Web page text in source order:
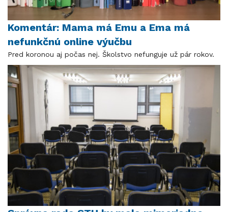
Komentár: Mama má Emu a Ema má
nefunkčnú online výučbu
Pred koronou aj počas nej. Školstvo nefunguje už pár rokov.